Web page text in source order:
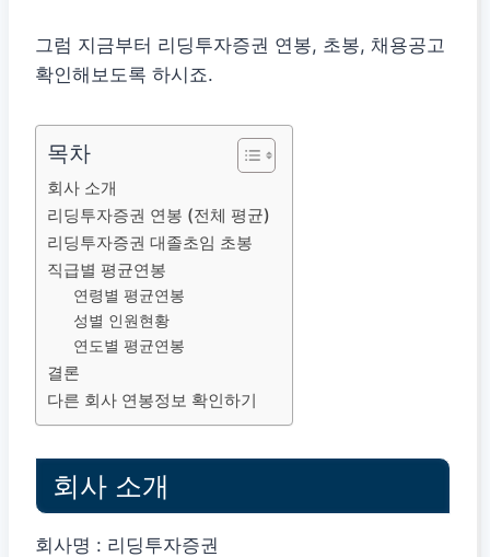
그럼 지금부터 리딩투자증권 연봉, 초봉, 채용공고
확인해보도록 하시죠.
목차
회사 소개
리딩투자증권 연봉 (전체 평균)
리딩투자증권 대졸초임 초봉
직급별 평균연봉
연령별 평균연봉
성별 인원현황
연도별 평균연봉
결론
다른 회사 연봉정보 확인하기
회사 소개
회사명 : 리딩투자증권